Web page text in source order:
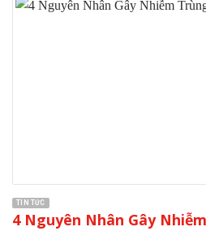
TIN TỨC
4 Nguyên Nhân Gây